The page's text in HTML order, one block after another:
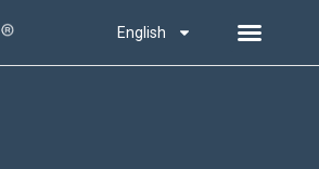
English